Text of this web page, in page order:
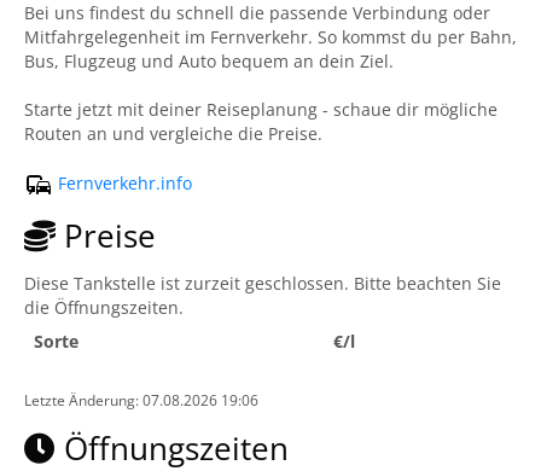
Bei uns findest du schnell die passende Verbindung oder
Mitfahrgelegenheit im Fernverkehr. So kommst du per Bahn,
Bus, Flugzeug und Auto bequem an dein Ziel.
Starte jetzt mit deiner Reiseplanung - schaue dir mögliche
Routen an und vergleiche die Preise.
Fernverkehr.info
Preise
Diese Tankstelle ist zurzeit geschlossen. Bitte beachten Sie
die Öffnungszeiten.
Sorte
€/l
Letzte Änderung: 07.08.2026 19:06
Öffnungszeiten